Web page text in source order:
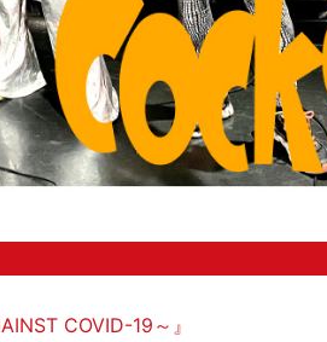
COVID-19～』